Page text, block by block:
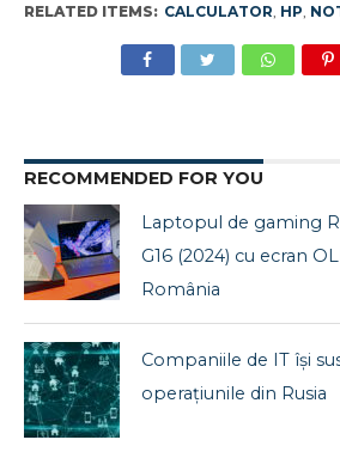
RELATED ITEMS: CALCULATOR, HP,
RECOMMENDED FOR YOU
Laptopul de gaming
G16 (2024) cu ecran
România
Companiile de IT își
operațiunile din Rusia